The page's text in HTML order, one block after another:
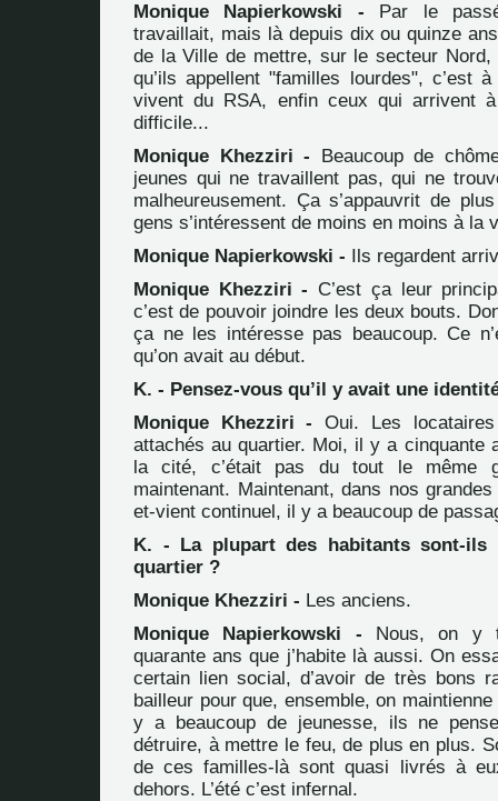
Monique Napierkowski - Par le
travaillait, mais là depuis dix ou quinze
de la Ville de mettre, sur le secteur
qu’ils appellent "familles lourdes", c’est
vivent du RSA, enfin ceux qui arrivent à
difficile...
Monique Khezziri - Beaucoup de
jeunes qui ne travaillent pas, qui ne
malheureusement. Ça s’appauvrit de
gens s’intéressent de moins en moins à la
Monique Napierkowski - Ils regardent
Monique Khezziri - C’est ça leur
c’est de pouvoir joindre les deux bouts.
ça ne les intéresse pas beaucoup. Ce
qu’on avait au début.
K. - Pensez-vous qu’il y avait une
Monique Khezziri - Oui. Les
attachés au quartier. Moi, il y a cinquante
la cité, c’était pas du tout le même
maintenant. Maintenant, dans nos
et-vient continuel, il y a beaucoup de
K. - La plupart des habitants sont-ils
quartier ?
Monique Khezziri - Les anciens.
Monique Napierkowski - Nous, on y
quarante ans que j’habite là aussi. On
certain lien social, d’avoir de très bons
bailleur pour que, ensemble, on
y a beaucoup de jeunesse, ils ne
détruire, à mettre le feu, de plus en plus.
de ces familles-là sont quasi livrés à
dehors. L’été c’est infernal.